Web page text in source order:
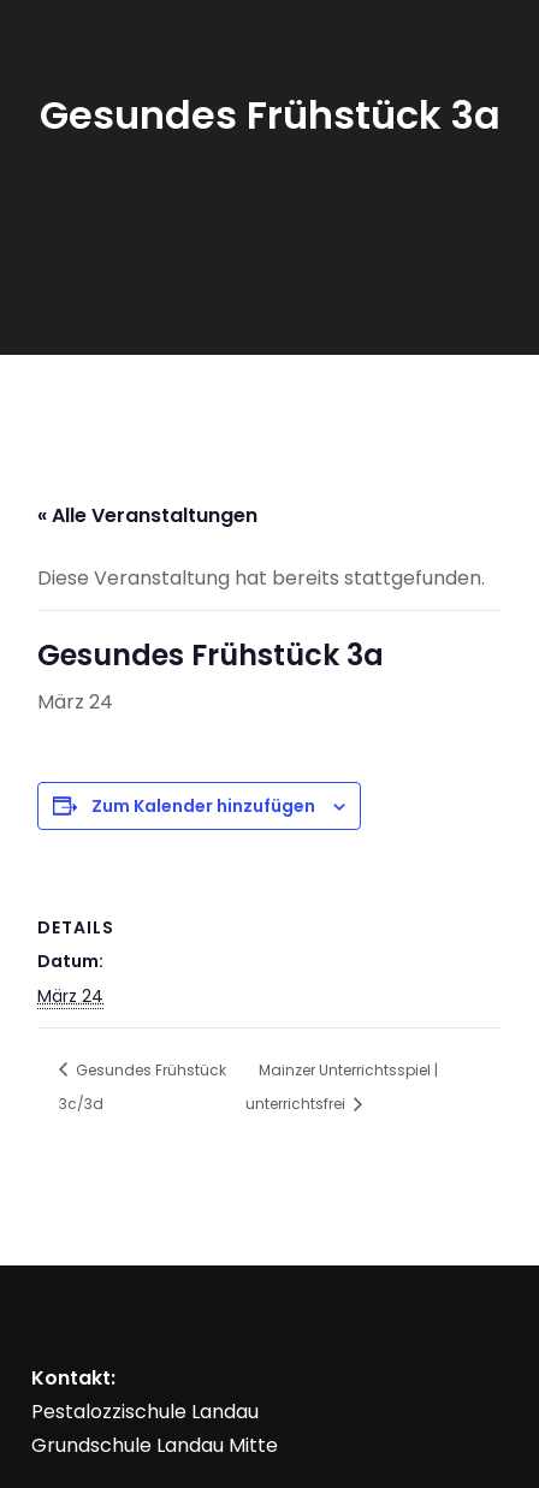
Gesundes Frühstück 3a
« Alle Veranstaltungen
Diese Veranstaltung hat bereits stattgefunden.
Gesundes Frühstück 3a
März 24
Zum Kalender hinzufügen
DETAILS
Datum:
März 24
Gesundes Frühstück
3c/3d
Mainzer Unterrichtsspiel |
unterrichtsfrei
Kontakt:
Pestalozzischule Landau
Grundschule Landau Mitte